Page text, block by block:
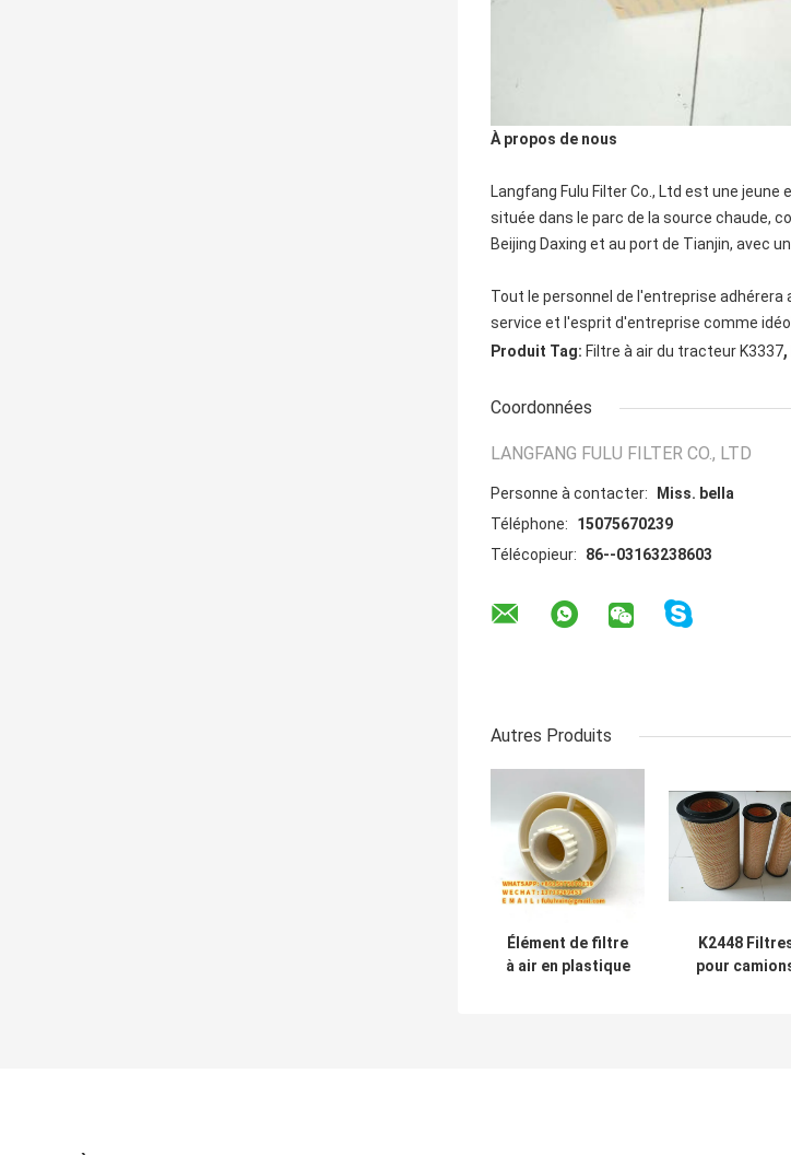
À propos de nous
Langfang Fulu Filter Co., Ltd est une
située dans le parc de la source chaude,
Beijing Daxing et au port de Tianjin, avec
Tout le personnel de l'entreprise
service et l'esprit d'entreprise comme
Produit Tag: Filtre à air du tracteur K3337,
Coordonnées
LANGFANG FULU FILTER CO., LTD
Personne à contacter:
Miss. bella
Téléphone:
15075670239
Télécopieur:
86--03163238603
Autres Produits
Élément de filtre
à air en plastique
K2448
pour